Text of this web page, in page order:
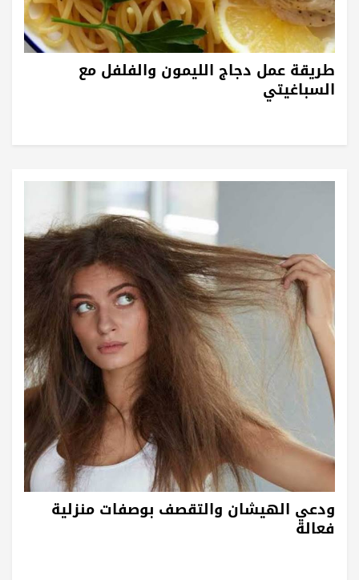
طريقة عمل دجاج الليمون والفلفل مع
السباغيتي
ودعي الهيشان والتقصف بوصفات منزلية
فعالة